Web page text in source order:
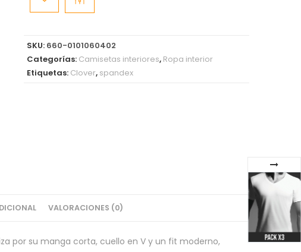
SKU: 660-0101060402
Categorías: Camisetas interiores, Ropa interior
Etiquetas: Clover, spandex
VALORACIONES (0)
por su manga corta, cuello en V y un fit moderno,